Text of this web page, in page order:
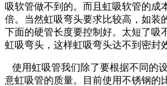
吸软管做不到的。而且虹吸软管的成
倍。当然虹吸弯头要求比较高，如装
下面的硬管长度要控制好。太短了吸
虹吸弯头，这样虹吸弯头达不到密封
使用虹吸管我们除了要根据不同的
意虹吸管的质量。目前使用不锈钢的